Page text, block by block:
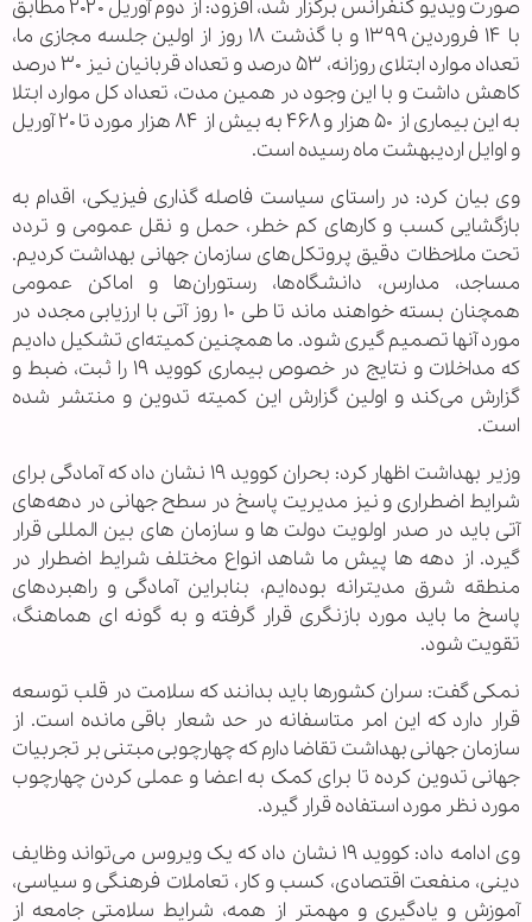
صورت ویدیو کنفرانس برگزار شد، افزود: از دوم آوریل ۲۰۲۰ مطابق
با ۱۴ فروردین ۱۳۹۹ و با گذشت ۱۸ روز از اولین جلسه مجازی ما،
تعداد موارد ابتلای روزانه، ۵۳ درصد و تعداد قربانیان نیز ۳۰ درصد
کاهش داشت و با این وجود در همین مدت، تعداد کل موارد ابتلا
به این بیماری از ۵۰ هزار و ۴۶۸ به بیش از ۸۴ هزار مورد تا ۲۰ آوریل
و اوایل اردیبهشت ماه رسیده است.
وی بیان کرد: در راستای سیاست فاصله گذاری فیزیکی، اقدام به
بازگشایی کسب و کارهای کم خطر، حمل و نقل عمومی و تردد
تحت ملاحظات دقیق پروتکل‌های سازمان جهانی بهداشت کردیم.
مساجد، مدارس، دانشگاه‌ها، رستوران‌ها و اماکن عمومی
همچنان بسته خواهند ماند تا طی ۱۰ روز آتی با ارزیابی مجدد در
مورد آنها تصمیم گیری شود. ما همچنین کمیته‌ای تشکیل دادیم
که مداخلات و نتایج در خصوص بیماری کووید ۱۹ را ثبت، ضبط و
گزارش می‌کند و اولین گزارش این کمیته تدوین و منتشر شده
است.
وزیر بهداشت اظهار کرد: بحران کووید ۱۹ نشان داد که آمادگی برای
شرایط اضطراری و نیز مدیریت پاسخ در سطح جهانی در دهه‌های
آتی باید در صدر اولویت دولت ها و سازمان های بین المللی قرار
گیرد. از دهه ها پیش ما شاهد انواع مختلف شرایط اضطرار در
منطقه شرق مدیترانه بوده‌ایم، بنابراین آمادگی و راهبردهای
پاسخ ما باید مورد بازنگری قرار گرفته و به گونه ای هماهنگ،
تقویت شود.
نمکی گفت: سران کشورها باید بدانند که سلامت در قلب توسعه
قرار دارد که این امر متاسفانه در حد شعار باقی مانده است. از
سازمان جهانی بهداشت تقاضا دارم که چهارچوبی مبتنی بر تجربیات
جهانی تدوین کرده تا برای کمک به اعضا و عملی کردن چهارچوب
مورد نظر مورد استفاده قرار گیرد.
وی ادامه داد: کووید ۱۹ نشان داد که یک ویروس می‌تواند وظایف
دینی، منفعت اقتصادی، کسب و کار، تعاملات فرهنگی و سیاسی،
آموزش و یادگیری و مهمتر از همه، شرایط سلامتی جامعه از